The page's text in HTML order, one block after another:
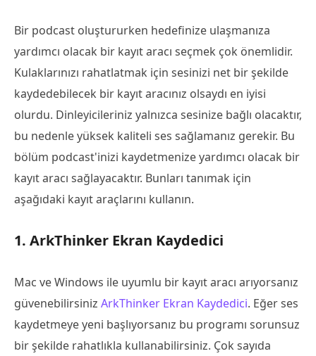
Bir podcast oluştururken hedefinize ulaşmanıza
yardımcı olacak bir kayıt aracı seçmek çok önemlidir.
Kulaklarınızı rahatlatmak için sesinizi net bir şekilde
kaydedebilecek bir kayıt aracınız olsaydı en iyisi
olurdu. Dinleyicileriniz yalnızca sesinize bağlı olacaktır,
bu nedenle yüksek kaliteli ses sağlamanız gerekir. Bu
bölüm podcast'inizi kaydetmenize yardımcı olacak bir
kayıt aracı sağlayacaktır. Bunları tanımak için
aşağıdaki kayıt araçlarını kullanın.
1. ArkThinker Ekran Kaydedici
Mac ve Windows ile uyumlu bir kayıt aracı arıyorsanız
güvenebilirsiniz ArkThinker Ekran Kaydedici. Eğer ses
kaydetmeye yeni başlıyorsanız bu programı sorunsuz
bir şekilde rahatlıkla kullanabilirsiniz. Çok sayıda